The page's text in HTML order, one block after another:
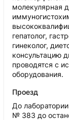
молекулярная
гепатолог,
гинеколог,
консультацию
проводятся с
оборудования.
Проезд
До
№ 383 до